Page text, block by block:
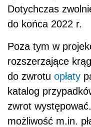
Dotychczas
do końca 2022 r.
Poza tym w
rozszerzające
do zwrotu opłaty
katalog
zwrot
możliwość m.in.